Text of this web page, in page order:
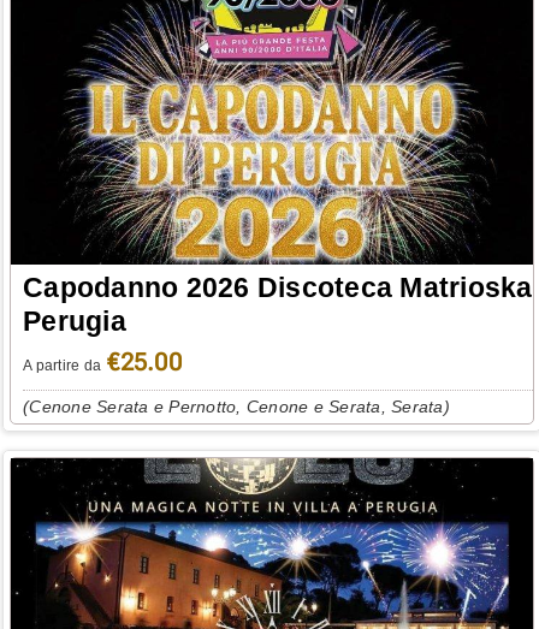
Capodanno 2026 Discoteca Matrioska
Perugia
A partire da €25.00
(Cenone Serata e Pernotto, Cenone e Serata, Serata)